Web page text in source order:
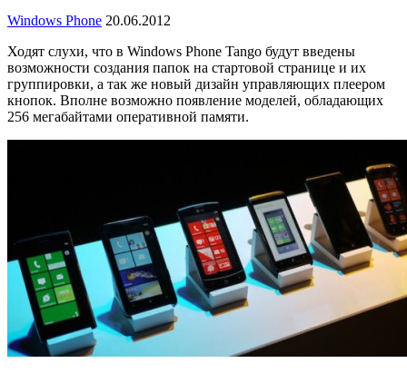
Windows Phone 20.06.2012
Ходят слухи, что в Windows Phone Tango будут введены
возможности создания папок на стартовой странице и их
группировки, а так же новый дизайн управляющих плеером
кнопок. Вполне возможно появление моделей, обладающих
256 мегабайтами оперативной памяти.